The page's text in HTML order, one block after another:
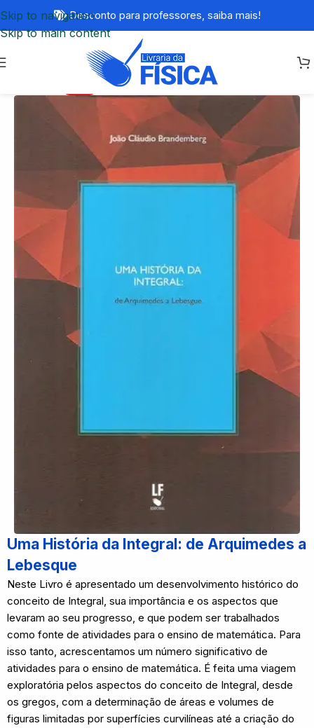
Skip to navigation
Skip to main content
Desconto para professores, saiba mais!
Uma História da Integral: de Arquimedes a
Lebesque
Neste Livro é apresentado um desenvolvimento histórico do
conceito de Integral, sua importância e os aspectos que
levaram ao seu progresso, e que podem ser trabalhados
como fonte de atividades para o ensino de matemática. Para
isso tanto, acrescentamos um número significativo de
atividades para o ensino de matemática. É feita uma viagem
exploratória pelos aspectos do conceito de Integral, desde
os gregos, com a determinação de áreas e volumes de
figuras limitadas por superfícies curvilíneas até a criação do